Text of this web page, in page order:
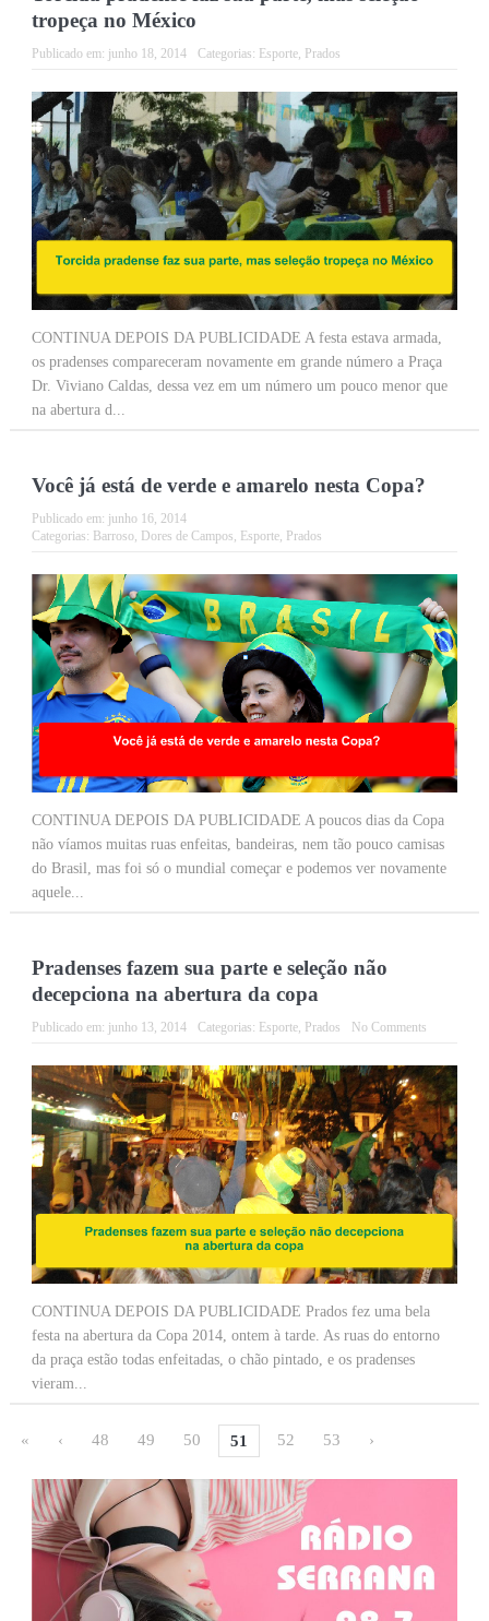
tropeça no México
Publicado em: junho 18, 2014 Categorias: Esporte, Prados
CONTINUA DEPOIS DA PUBLICIDADE A festa estava armada,
os pradenses compareceram novamente em grande número a Praça
Dr. Viviano Caldas, dessa vez em um número um pouco menor que
na abertura d...
Você já está de verde e amarelo nesta Copa?
Publicado em: junho 16, 2014
Categorias: Barroso, Dores de Campos, Esporte, Prados
CONTINUA DEPOIS DA PUBLICIDADE A poucos dias da Copa
não víamos muitas ruas enfeitas, bandeiras, nem tão pouco camisas
do Brasil, mas foi só o mundial começar e podemos ver novamente
aquele...
Pradenses fazem sua parte e seleção não
decepciona na abertura da copa
Publicado em: junho 13, 2014 Categorias: Esporte, Prados No Comments
CONTINUA DEPOIS DA PUBLICIDADE Prados fez uma bela
festa na abertura da Copa 2014, ontem à tarde. As ruas do entorno
da praça estão todas enfeitadas, o chão pintado, e os pradenses
vieram...
« ‹ 48 49 50 51 52 53 ›